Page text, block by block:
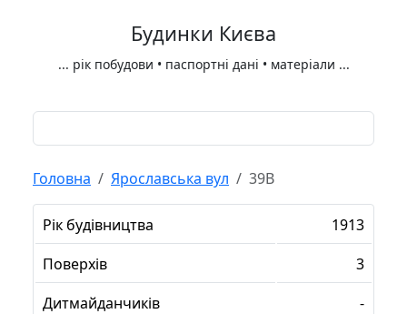
Будинки Києва
... рік побудови • паспортні дані • матеріали ...
Головна Ярославська вул 39В
Рік будівництва
1913
Поверхів
3
Дитмайданчиків
-